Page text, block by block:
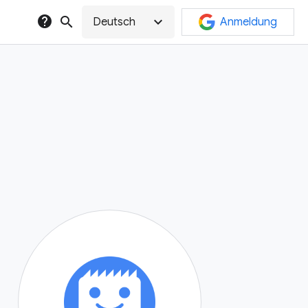
help search Deutsch expand_more Anmeldung